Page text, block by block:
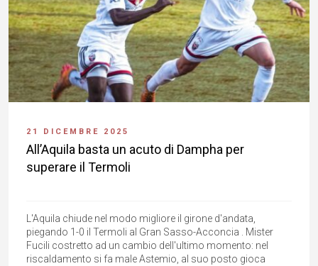
21 DICEMBRE 2025
All’Aquila basta un acuto di Dampha per
superare il Termoli
L'Aquila chiude nel modo migliore il girone d'andata,
piegando 1-0 il Termoli al Gran Sasso-Acconcia . Mister
Fucili costretto ad un cambio dell'ultimo momento: nel
riscaldamento si fa male Astemio, al suo posto gioca